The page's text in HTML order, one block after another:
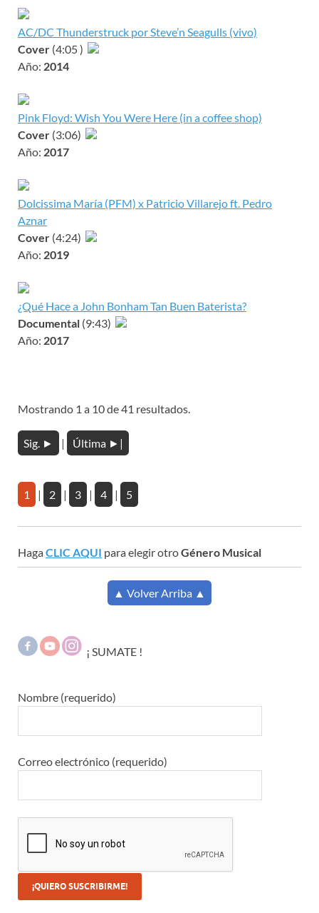
AC/DC Thunderstruck por Steve’n Seagulls (vivo)
Cover (4:05 )
Año: 2014
Pink Floyd: Wish You Were Here (in a coffee shop)
Cover (3:06)
Año: 2017
Dolcissima María (PFM) x Patricio Villarejo ft. Pedro
Aznar
Cover (4:24)
Año: 2019
¿Qué Hace a John Bonham Tan Buen Baterista?
Documental (9:43)
Año: 2017
Mostrando 1 a 10 de 41 resultados.
Sig. ► | Última ►|
1 | 2 | 3 | 4 | 5
HagaCLIC AQUI para elegir otroGénero Musical
▲ Volver Arriba ▲
¡ SUMATE !
Nombre (requerido)
Correo electrónico (requerido)